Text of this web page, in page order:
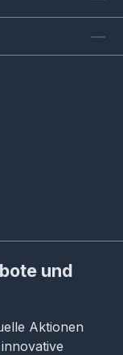
und
Aktionen